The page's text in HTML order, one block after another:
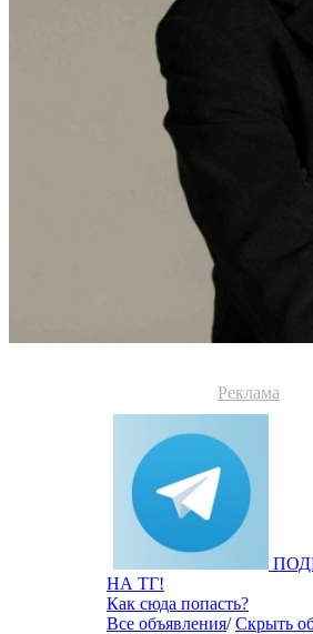
Реклама
НА ТГ!
Как сюда попасть?
Все объявления/Скрыть